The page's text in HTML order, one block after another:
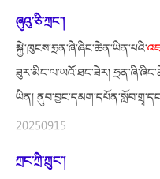
ཞུའུ་ཅི་ཀྲང་།
སྐྱེ་ཁུངས་ཧྲན་ཞི་ཞིང་ཆེན་ཡིན་པའི་
ཟུར་མིང་ལ་ཡའོ་ཐང་ཟེར།
ཡིན།
20250915
ཀྲང་ཀྲི་ཀྲུང་།